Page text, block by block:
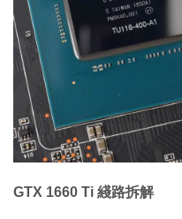
Enterprise Digital
特集
GTX 1660 Ti 綫路拆解